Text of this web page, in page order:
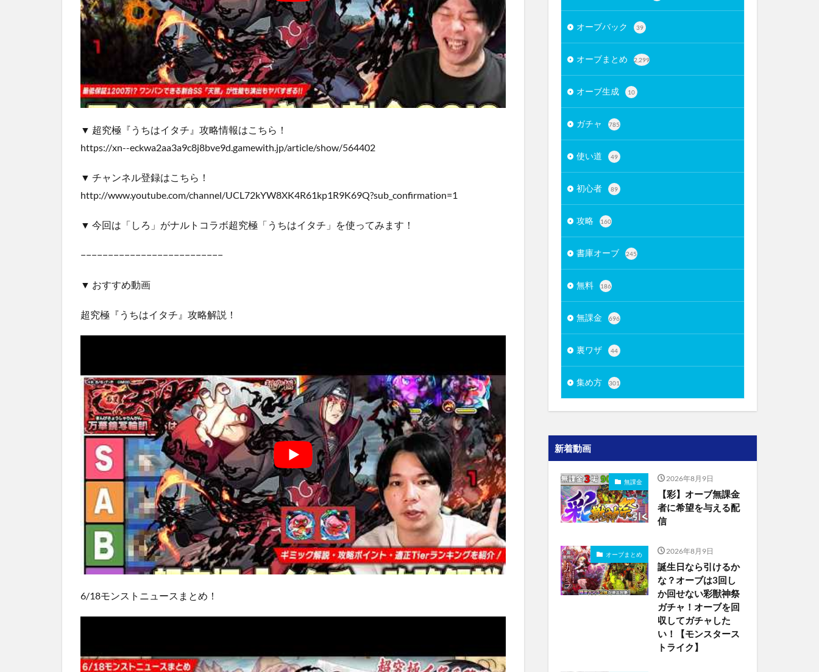
▼ 超究極『うちはイタチ』攻略情報はこちら！
https://xn--eckwa2aa3a9c8j8bve9d.gamewith.jp/article/show/564402
▼ チャンネル登録はこちら！
http://www.youtube.com/channel/UCL72kYW8XK4R61kp1R9K69Q?sub_confirmation=1
▼ 今回は「しろ」がナルトコラボ超究極「うちはイタチ」を使ってみます！
−−−−−−−−−−−−−−−−−−−−−−−−−−
▼ おすすめ動画
超究極『うちはイタチ』攻略解説！
6/18モンストニュースまとめ！
オーブバック 39
オーブまとめ 2,299
オーブ生成 10
ガチャ 785
使い道 49
初心者 89
攻略 160
書庫オーブ 245
無料 186
無課金 696
裏ワザ 44
集め方 301
新着動画
無課金 2026年8月9日
【彩】オーブ無課金
者に希望を与える配
信
オーブまとめ 2026年8月9日
誕生日なら引けるか
な？オーブは3回し
か回せない彩獣神祭
ガチャ！オーブを回
収してガチャした
い！【モンスタース
トライク】